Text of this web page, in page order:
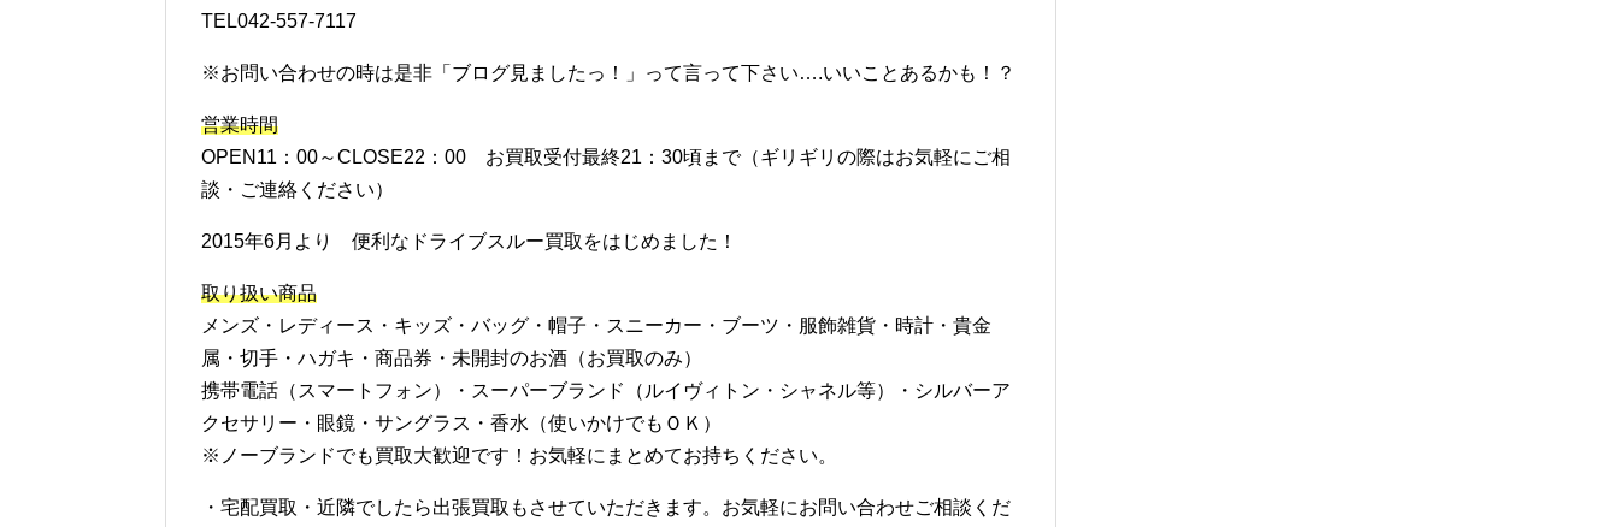
TEL042-557-7117
※お問い合わせの時は是非「ブログ見ましたっ！」って言って下さい….いいことあるかも！？
営業時間
OPEN11：00～CLOSE22：00 お買取受付最終21：30頃まで（ギリギリの際はお気軽にご相
談・ご連絡ください）
2015年6月より 便利なドライブスルー買取をはじめました！
取り扱い商品
メンズ・レディース・キッズ・バッグ・帽子・スニーカー・ブーツ・服飾雑貨・時計・貴金
属・切手・ハガキ・商品券・未開封のお酒（お買取のみ）
携帯電話（スマートフォン）・スーパーブランド（ルイヴィトン・シャネル等）・シルバーア
クセサリー・眼鏡・サングラス・香水（使いかけでもＯＫ）
※ノーブランドでも買取大歓迎です！お気軽にまとめてお持ちください。
・宅配買取・近隣でしたら出張買取もさせていただきます。お気軽にお問い合わせご相談くだ